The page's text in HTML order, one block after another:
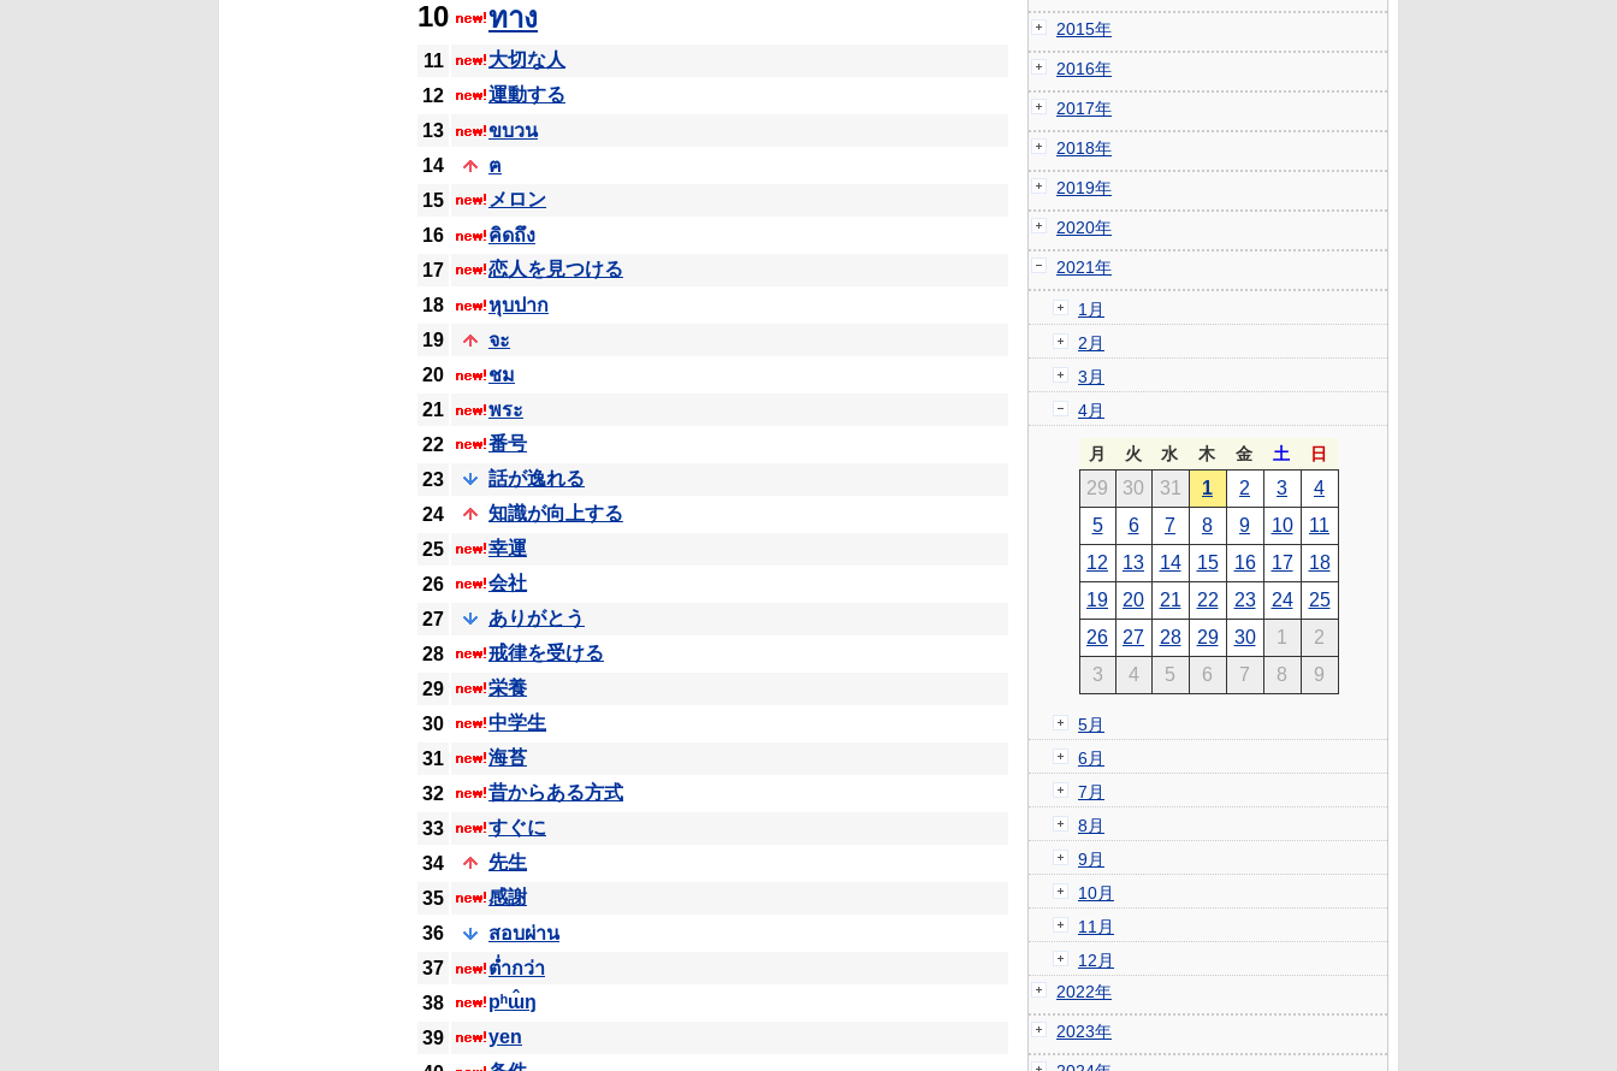
10
ทาง
11
大切な人
12
運動する
13
ขบวน
14
ฅ
15
メロン
16
คิดถึง
17
恋人を見つける
18
หุบปาก
19
จะ
20
ชม
21
พระ
22
番号
23
話が逸れる
24
知識が向上する
25
幸運
26
会社
27
ありがとう
28
戒律を受ける
29
栄養
30
中学生
31
海苔
32
昔からある方式
33
すぐに
34
先生
35
感謝
36
สอบผ่าน
37
ต่ำกว่า
38
pʰɯ̂ŋ
39
yen
2015年
2016年
2017年
2018年
2019年
2020年
2021年
1月
2月
3月
4月
月 火 水 木 金 土 日
29 30 31 1 2 3
4
5
6 7 8 9 10
11
12
13 14 15 16 17
18
19
20 21 22 23 24
25
26
27 28 29 30 1
2
3
4 5 6 7 8 9
5月
6月
7月
8月
9月
10月
11月
12月
2022年
2023年